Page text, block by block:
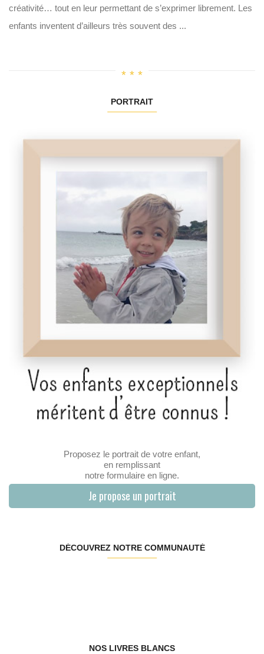
créativité… tout en leur permettant de s’exprimer librement. Les
enfants inventent d’ailleurs très souvent des ...
PORTRAIT
Proposez le portrait de votre enfant,
en remplissant
notre formulaire en ligne.
Je propose un portrait
DÉCOUVREZ NOTRE COMMUNAUTÉ
NOS LIVRES BLANCS